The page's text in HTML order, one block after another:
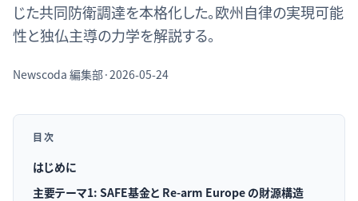
じた共同防衛調達を本格化した。欧州自律の実現可能
性と独仏主導の力学を解説する。
Newscoda 編集部·2026-05-24
目次
はじめに
主要テーマ1: SAFE基金と Re-arm Europe の財源構造